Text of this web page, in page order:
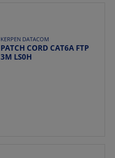
KERPEN DATACOM
PATCH CORD CAT6A FTP
3M LS0H